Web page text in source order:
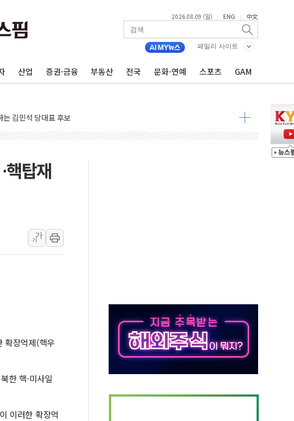
2026.08.09 (일) | ENG | 中文
패밀리 사이트
산업 증권·금융 부동산 전국 문화·연예 스포츠 GAM
재난예산 40억 긴급 투입…고수온 양식장 복구·지원 '총력'
김민석, 정청래에 '0.86%p' 차 재역전 성공...金 45.42% vs 鄭 44.56%
동연설회 나선 송영길·정청래·김민석 당대표 후보
는 김민석 당대표 후보
민주, 제주·인천 경선 결과 발표...김민석 47.75% 정청래 42.08%
주, 제주 경선 결과 발표...김민석 52.64% 정청래 39.89% 송영길 7.47%
국내 주요 금융일정(8.10~8.14)
중랑구 주택가서 흉기 난동…60대 남성 2명 숨져
령 "결혼 때문에 손해 보는 일 없게"…'결혼 페널티' 22개 과제 손본다
' 꺼낸 김민석에 '뻔뻔' 받아친 정청래…제주 연설서 신경전 고조
탑재
가
가
확장억제(핵우
한 핵·미사일
이러한 확장억